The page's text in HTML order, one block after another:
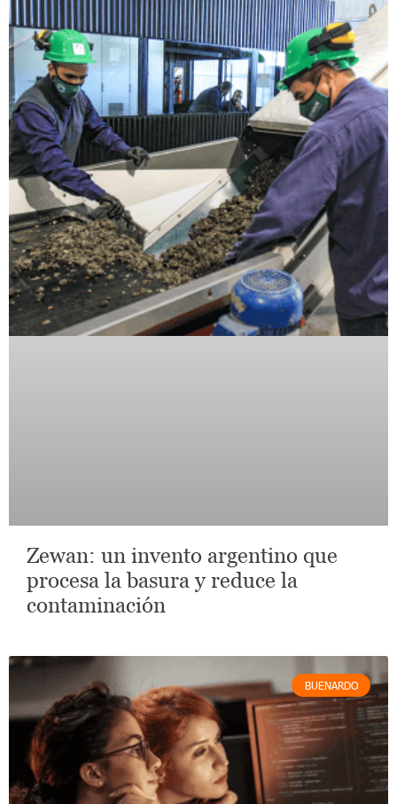
Zewan: un invento argentino que
procesa la basura y reduce la
contaminación
BUENARDO